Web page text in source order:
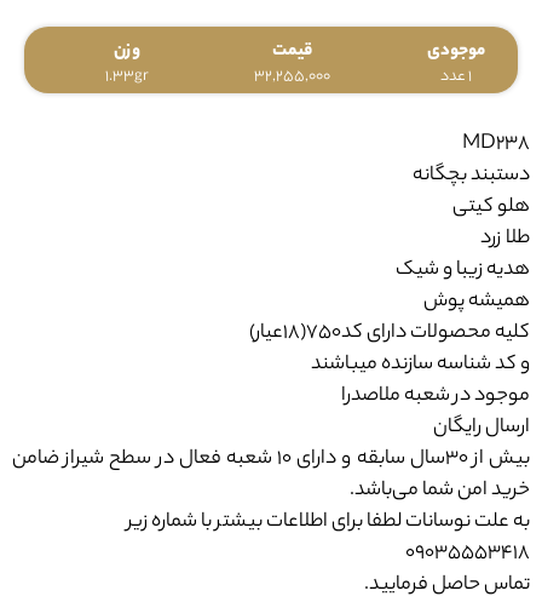
موجودی
1 عدد
قیمت
32,255,000
وزن
1.33gr
MD238
دستبند بچگانه
هلو کیتی
طلا زرد
هدیه زیبا و شیک
همیشه پوش
کلیه محصولات دارای کد750(18عیار)
و کد شناسه سازنده میباشند
موجود در شعبه ملاصدرا
ارسال رایگان
بیش از ۳۰سال سابقه و دارای ۱۰ شعبه فعال در سطح شیراز ضامن
خرید امن شما می‌باشد.
به علت نوسانات لطفا برای اطلاعات بیشتر با شماره زیر
09035553418
تماس حاصل فرمایید.